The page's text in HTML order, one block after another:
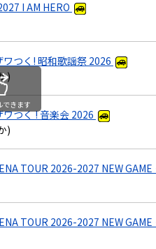
I AM HERO
つく! 昭和歌謡祭 2026
)
つく ! 音楽会 2026
)
TOUR 2026-2027 NEW
TOUR 2026-2027 NEW
できます